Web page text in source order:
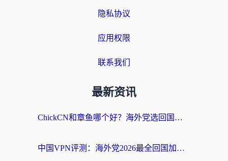
隐私协议
应用权限
联系我们
最新资讯
ChickCN和章鱼哪个好？海外党选回国加速器的3个关键维度 + 实用避坑指南
中国VPN评测：海外党2026最全回国加速器选择指南，告别地区限制不踩坑